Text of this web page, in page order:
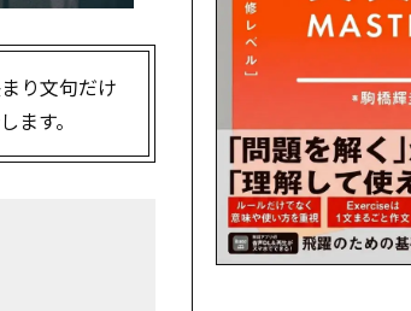
り文句だけ
ます。